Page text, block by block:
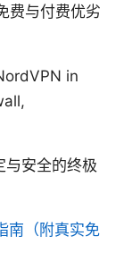
费与付费优劣
in
安全的终极
南（附真实免